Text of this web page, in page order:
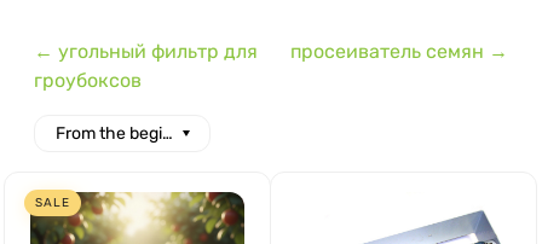
просеиватель семян →
← угольный фильтр для
гроубоксов
From the beginning of the alphabet
SALE